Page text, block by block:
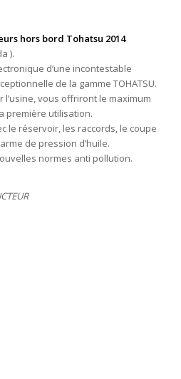
hors bord Tohatsu 2014
).
d’une incontestable
de la gamme TOHATSU.
vous offriront le maximum
première utilisation.
le réservoir, les raccords, le coupe
de pression d’huile.
normes anti pollution.